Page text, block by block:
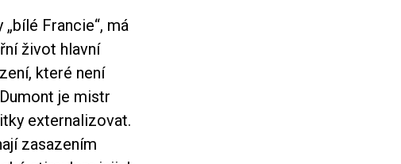
Francie“, má
život hlavní
které není
je mistr
externalizovat.
zasazením